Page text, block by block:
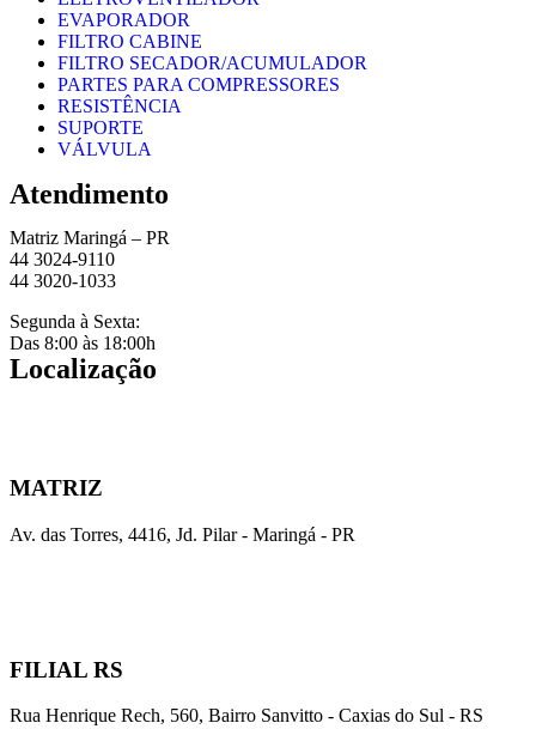
EVAPORADOR
FILTRO CABINE
FILTRO SECADOR/ACUMULADOR
PARTES PARA COMPRESSORES
RESISTÊNCIA
SUPORTE
VÁLVULA
Atendimento
Matriz Maringá – PR
44 3024-9110
44 3020-1033
Segunda à Sexta:
Das 8:00 às 18:00h
Localização
MATRIZ
Av. das Torres, 4416, Jd. Pilar - Maringá - PR
FILIAL RS
Rua Henrique Rech, 560, Bairro Sanvitto - Caxias do Sul - RS